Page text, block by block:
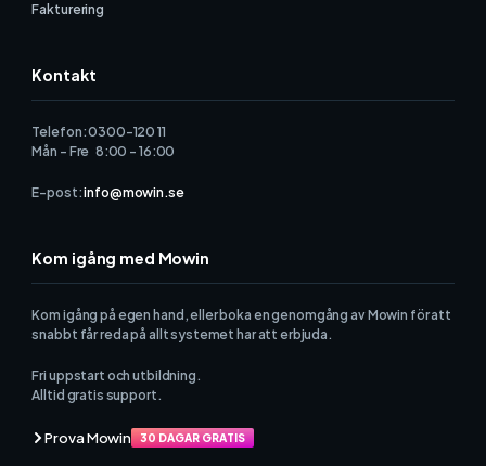
Fakturering
Kontakt
Telefon: 0300-120 11
Mån - Fre 8:00 - 16:00
E-post:info@mowin.se
Kom igång med Mowin
Kom igång på egen hand, eller boka en genomgång av Mowin för att
snabbt får reda på allt systemet har att erbjuda.
Fri uppstart och utbildning.
Alltid gratis support.
Prova Mowin 30 DAGAR GRATIS